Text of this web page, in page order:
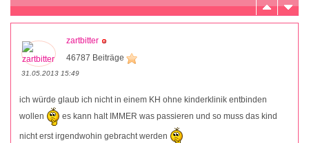
zartbitter
46787 Beiträge
31.05.2013 15:49
ich würde glaub ich nicht in einem KH ohne kinderklinik entbinden
wollen
es kann halt IMMER was passieren und so muss das kind
nicht erst irgendwohin gebracht werden